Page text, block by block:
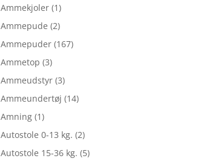
Ammekjoler (1)
Ammepude (2)
Ammepuder (167)
Ammetop (3)
Ammeudstyr (3)
Ammeundertøj (14)
Amning (1)
Autostole 0-13 kg. (2)
Autostole 15-36 kg. (5)